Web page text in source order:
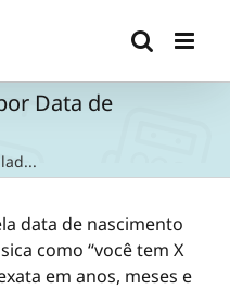
Data de
data de nascimento
como “você tem X
em anos, meses e